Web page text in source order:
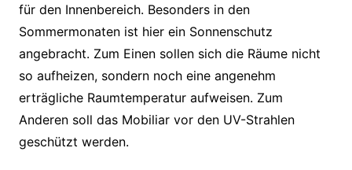
für den Innenbereich. Besonders in den
Sommermonaten ist hier ein Sonnenschutz
angebracht. Zum Einen sollen sich die Räume nicht
so aufheizen, sondern noch eine angenehm
erträgliche Raumtemperatur aufweisen. Zum
Anderen soll das Mobiliar vor den UV-Strahlen
geschützt werden.